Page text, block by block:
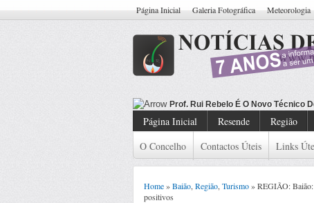
Página Inicial Galeria Fotográfica Meteorologia
Prof. Rui Rebelo É O Novo Técnico
Página Inicial Resende Região
O Concelho
Contactos Úteis Links
Home»Baião Região Turismo» REGIÃO:
positivos